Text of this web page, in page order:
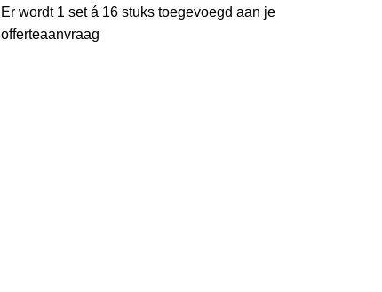
Er wordt 1 setá 16 stuks toegevoegd aan je
offerteaanvraag